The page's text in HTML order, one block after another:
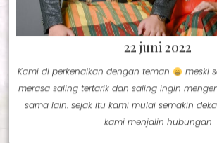
22 juni 2022
Kami di perkenalkan dengan teman
meski
merasa saling tertarik dan saling ingin
sama lain. sejak itu kami mulai semakin
kami menjalin hubungan